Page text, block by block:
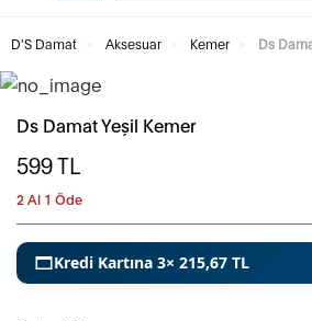
D'S Damat Aksesuar Kemer Ds
Ds Damat Yeşil Kemer
599TL
2 Al 1 Öde
Kredi Kartına 3× 215,67 TL